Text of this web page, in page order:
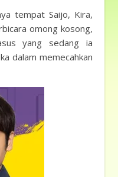
tempat Saijo, Kira,
omong kosong,
yang sedang ia
dalam memecahkan